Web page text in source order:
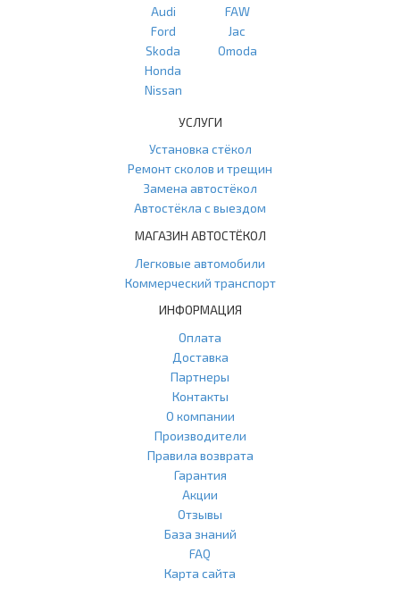
Audi
Ford
Skoda
Honda
Nissan
FAW
Jac
Omoda
УСЛУГИ
Установка стёкол
Ремонт сколов и трещин
Замена автостёкол
Автостёкла с выездом
МАГАЗИН АВТОСТЁКОЛ
Легковые автомобили
Коммерческий транспорт
ИНФОРМАЦИЯ
Оплата
Доставка
Партнеры
Контакты
О компании
Производители
Правила возврата
Гарантия
Акции
Отзывы
База знаний
FAQ
Карта сайта